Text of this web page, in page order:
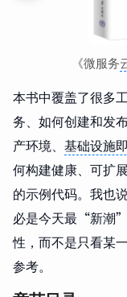
《微服务
本书中覆盖了很多
务、如何创建和发
产环境、 基础设施
何构建健康、可扩
的示例代码。我也
必是今天最“新潮
性，而不是只看某
参考。